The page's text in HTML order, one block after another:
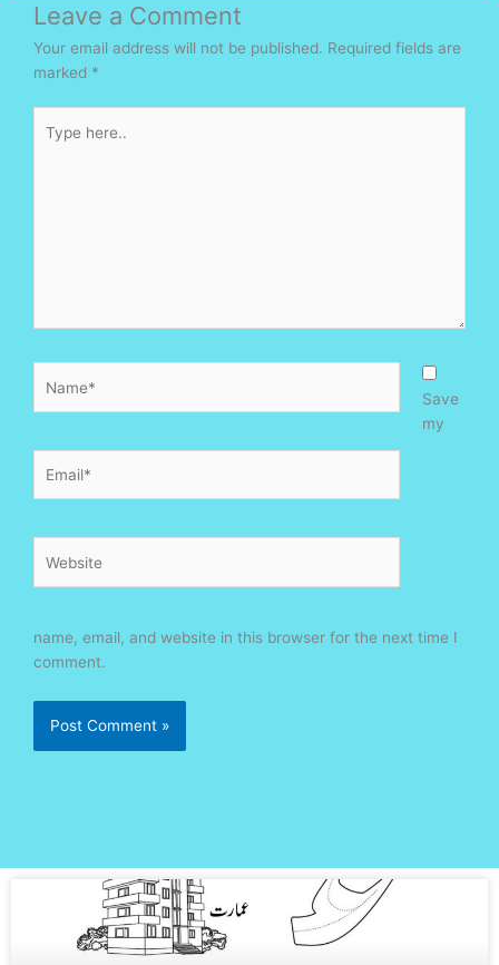
Leave a Comment
Your email address will not be published. Required fields are
marked *
here..
Save
my
name, email, and website in this browser for the next time I
comment.
Page Page PagePage Page